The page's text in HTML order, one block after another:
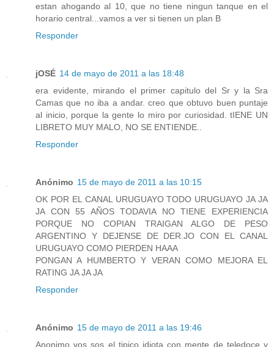
estan ahogando al 10, que no tiene ningun tanque en el
horario central...vamos a ver si tienen un plan B
Responder
jOSÉ 14 de mayo de 2011 a las 18:48
era evidente, mirando el primer capitulo del Sr y la Sra
Camas que no iba a andar. creo que obtuvo buen puntaje
al inicio, porque la gente lo miro por curiosidad. tIENE UN
LIBRETO MUY MALO, NO SE ENTIENDE..
Responder
Anónimo 15 de mayo de 2011 a las 10:15
OK POR EL CANAL URUGUAYO TODO URUGUAYO JA JA
JA CON 55 AÑOS TODAVIA NO TIENE EXPERIENCIA
PORQUE NO COPIAN TRAIGAN ALGO DE PESO
ARGENTINO Y DEJENSE DE DER.JO CON EL CANAL
URUGUAYO COMO PIERDEN HAAA
PONGAN A HUMBERTO Y VERAN COMO MEJORA EL
RATING JA JA JA
Responder
Anónimo 15 de mayo de 2011 a las 19:46
Anonimo vos sos el tipico idiota con mente de teledoce y